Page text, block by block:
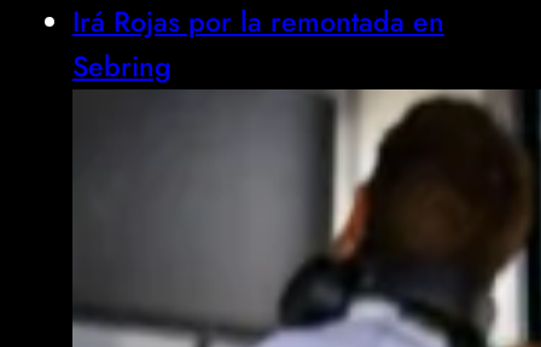
Irá Rojas por la remontada en
Sebring